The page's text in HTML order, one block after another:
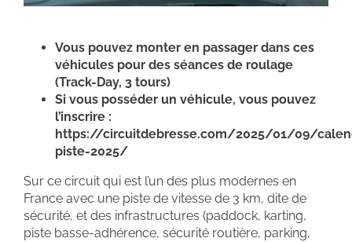
Vous pouvez monter en passager dans ces
véhicules pour des séances de roulage
(Track-Day, 3 tours)
Si vous posséder un véhicule, vous pouvez
l’inscrire :
https://circuitdebresse.com/2025/01/09/
piste-2025/
Sur ce circuit qui est l’un des plus modernes en
France avec une piste de vitesse de 3 km, dite de
sécurité, et des infrastructures (paddock, karting,
piste basse-adhérence, sécurité routière, parking,